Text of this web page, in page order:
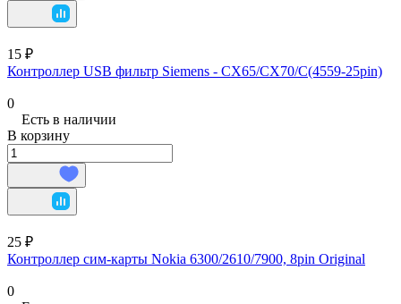
15 ₽
Контроллер USB фильтр Siemens - CX65/CX70/C(4559-25pin)
0
Есть в наличии
В корзину
25 ₽
Контроллер сим-карты Nokia 6300/2610/7900, 8pin Original
0